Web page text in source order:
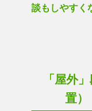
談もしやすく
「屋外
置）